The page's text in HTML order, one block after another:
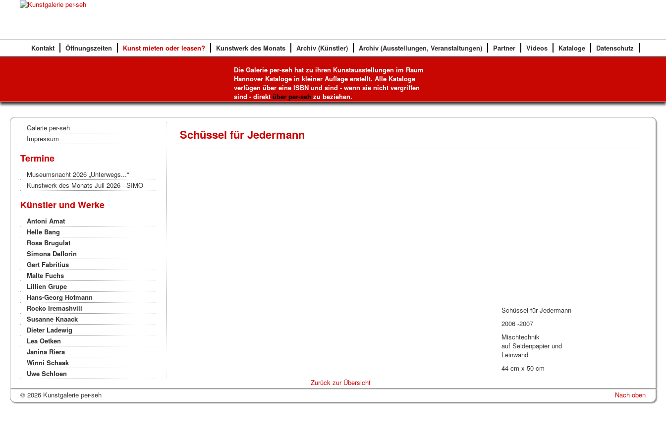
Kontakt Öffnungszeiten Kunst mieten oder leasen? Kunstwerk des Monats Archiv (Künstler) Archiv (Ausstellungen, Veranstaltungen) Partner Videos Kataloge Datenschutz
Die Galerie per-seh hat zu ihren Kunstausstellungen im Raum
Hannover Kataloge in kleiner Auflage erstellt. Alle Kataloge
verfügen über eine ISBN und sind - wenn sie nicht vergriffen
sind - direkt über per-seh zu beziehen.
Galerie per-seh
Impressum
Termine
Museumsnacht 2026 „Unterwegs...“
Kunstwerk des Monats Juli 2026 - SIMO
Künstler und Werke
Antoni Amat
Helle Bang
Rosa Brugulat
Simona Deflorin
Gert Fabritius
Malte Fuchs
Lillien Grupe
Hans-Georg Hofmann
Rocko Iremashvili
Susanne Knaack
Dieter Ladewig
Lea Oetken
Janina Riera
Winni Schaak
Uwe Schloen
Schüssel für Jedermann
Schüssel für Jedermann
2006 -2007
Mischtechnik
auf Seidenpapier und
Leinwand
44 cm x 50 cm
Zurück zur Übersicht
Nach oben
© 2026 Kunstgalerie per-seh